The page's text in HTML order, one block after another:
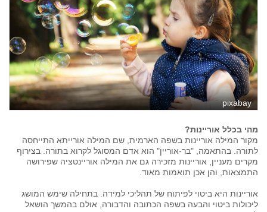
pixabay
מהי בכלל אוריינות?
מקור המילה אוריינות בשפה הארמית, שם המילה אורייתא התייחסה
לתורה. בהתאמה, "בר-אוריין" הוא אדם המסוגל לקרוא בתורה. בצירוף
מקרים מעניין, אוריינות מזכירה גם את המילה אוריינטציה שפירושה
התמצאות, והן אכן תואמות מאוד.
אוריינות היא ביטוי לפיתוח של תהליכי למידה. בתחילה שימש המושג
ליכולות ביטוי והבעה בשפה הכתובה והדבורה, אולם בהמשך הושאל